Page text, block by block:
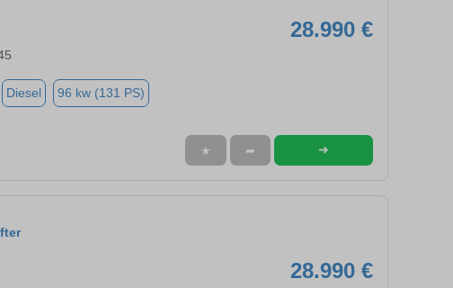
28.990 €
Diesel 96 kw (131 PS)
★ ➦ ➜
28.990 €